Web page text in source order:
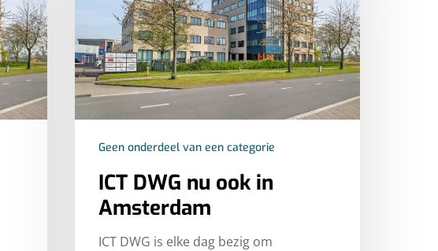
Geen onderdeel van een categorie
ICT DWG nu ook in
Amsterdam
ICT DWG is elke dag bezig om